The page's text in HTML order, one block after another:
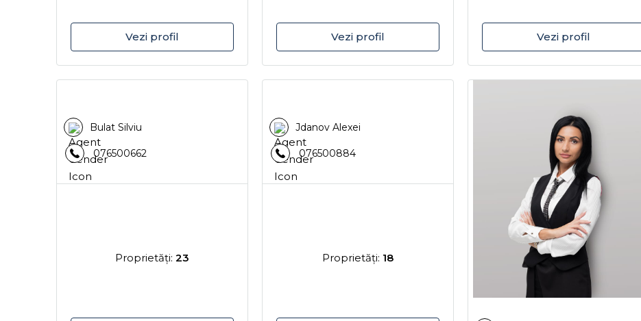
Vezi profil Vezi profil Vezi profil
Bulat Silviu
076500662
Proprietăţi: 23
Jdanov Alexei
076500884
Proprietăţi: 18